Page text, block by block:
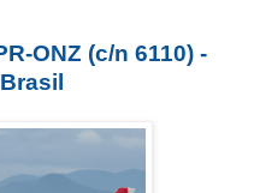
ONZ (c/n 6110) -